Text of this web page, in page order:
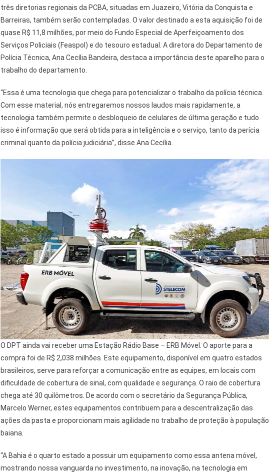
três diretorias regionais da PCBA, situadas em Juazeiro, Vitória da Conquista e
Barreiras, também serão contempladas. O valor destinado a esta aquisição foi de
quase R$ 11,8 milhões, por meio do Fundo Especial de Aperfeiçoamento dos
Serviços Policiais (Feaspol) e do tesouro estadual. A diretora do Departamento de
Polícia Técnica, Ana Cecília Bandeira, destaca a importância deste aparelho para o
trabalho do departamento.
“Essa é uma tecnologia que chega para potencializar o trabalho da polícia técnica.
Com esse material, nós entregaremos nossos laudos mais rapidamente, a
tecnologia também permite o desbloqueio de celulares de última geração e tudo
isso é informação que será obtida para a inteligência e o serviço, tanto da perícia
criminal quanto da polícia judiciária”, disse Ana Cecília.
O DPT ainda vai receber uma Estação Rádio Base – ERB Móvel. O aporte para a
compra foi de R$ 2,038 milhões. Este equipamento, disponível em quatro estados
brasileiros, serve para reforçar a comunicação entre as equipes, em locais com
dificuldade de cobertura de sinal, com qualidade e segurança. O raio de cobertura
chega até 30 quilômetros. De acordo com o secretário da Segurança Pública,
Marcelo Werner, estes equipamentos contribuem para a descentralização das
ações da pasta e proporcionam mais agilidade no trabalho de proteção à população
baiana.
“A Bahia é o quarto estado a possuir um equipamento como essa antena móvel,
mostrando nossa vanguarda no investimento, na inovação, na tecnologia em